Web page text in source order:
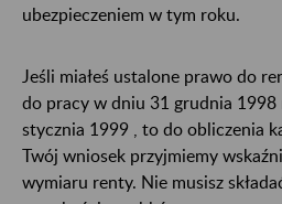
ubezpieczeniem w tym roku.
Jeśli miałeś ustalone prawo do
do pracy w dniu 31 grudnia 1998
stycznia 1999 , to do obliczenia
Twój wniosek przyjmiemy
wymiaru renty. Nie musisz